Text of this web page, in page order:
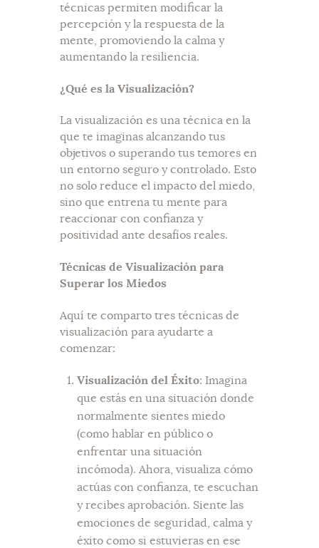
técnicas permiten modificar la
percepción y la respuesta de la
mente, promoviendo la calma y
aumentando la resiliencia.
¿Qué es la Visualización?
La visualización es una técnica en la
que te imaginas alcanzando tus
objetivos o superando tus temores en
un entorno seguro y controlado. Esto
no solo reduce el impacto del miedo,
sino que entrena tu mente para
reaccionar con confianza y
positividad ante desafíos reales.
Técnicas de Visualización para
Superar los Miedos
Aquí te comparto tres técnicas de
visualización para ayudarte a
comenzar:
Visualización del Éxito: Imagina
que estás en una situación donde
normalmente sientes miedo
(como hablar en público o
enfrentar una situación
incómoda). Ahora, visualiza cómo
actúas con confianza, te escuchan
y recibes aprobación. Siente las
emociones de seguridad, calma y
éxito como si estuvieras en ese